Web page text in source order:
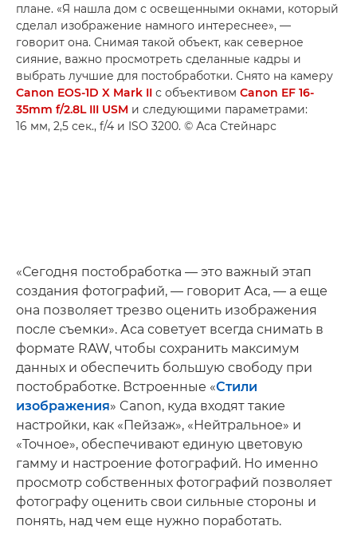
плане. «Я нашла дом с освещенными окнами, который
сделал изображение намного интереснее», —
говорит она. Снимая такой объект, как северное
сияние, важно просмотреть сделанные кадры и
выбрать лучшие для постобработки. Снято на камеру
Canon EOS-1D X Mark II с объективом Canon EF 16-
35mm f/2.8L III USM и следующими параметрами:
16 мм, 2,5 сек., f/4 и ISO 3200. © Аса Стейнарс
«Сегодня постобработка — это важный этап
создания фотографий, — говорит Аса, — а еще
она позволяет трезво оценить изображения
после съемки». Аса советует всегда снимать в
формате RAW, чтобы сохранить максимум
данных и обеспечить большую свободу при
постобработке. Встроенные «Стили
изображения» Canon, куда входят такие
настройки, как «Пейзаж», «Нейтральное» и
«Точное», обеспечивают единую цветовую
гамму и настроение фотографий. Но именно
просмотр собственных фотографий позволяет
фотографу оценить свои сильные стороны и
понять, над чем еще нужно поработать.